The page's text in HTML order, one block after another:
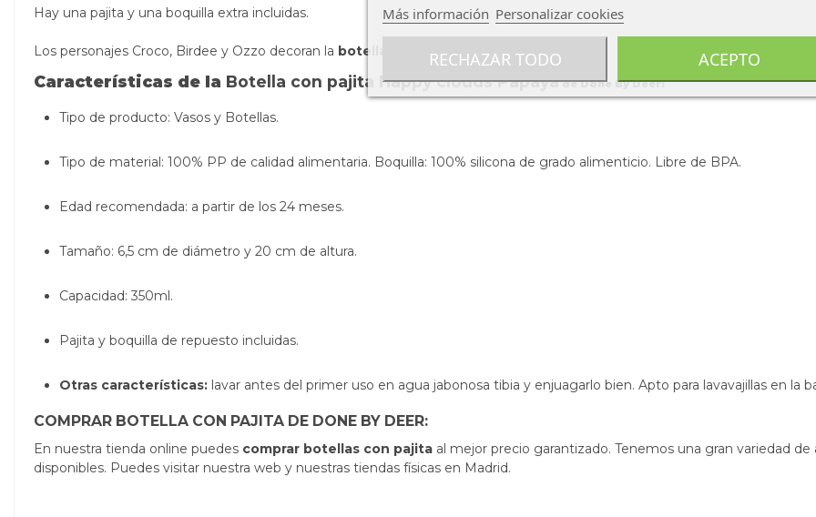
Hay una pajita y una boquilla extra incluidas.
Los personajes Croco, Birdee y Ozzo decoran la botella de agua infantil.
Características de la Botella con pajita Happy clouds Papayade Done By Deer:
Tipo de producto: Vasos y Botellas.
Tipo de material: 100% PP de calidad alimentaria. Boquilla: 100% silicona de grado alimenticio. Libre de BPA.
Edad recomendada: a partir de los 24 meses.
Tamaño: 6,5 cm de diámetro y 20 cm de altura.
Capacidad: 350ml.
Pajita y boquilla de repuesto incluidas.
Otras características: lavar antes del primer uso en agua jabonosa tibia y enjuagarlo bien. Apto para lavavajillas en la
COMPRAR BOTELLA CON PAJITA DE DONE BY DEER:
En nuestra tienda online puedes comprar botellas con pajita al mejor precio garantizado. Tenemos una gran variedad
disponibles. Puedes visitar nuestra web y nuestras tiendas físicas en Madrid.
Más información Personalizar cookies
RECHAZAR TODO ACEPTO